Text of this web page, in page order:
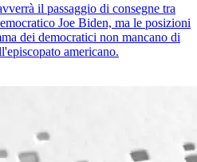
il passaggio di consegne tra
Joe Biden, ma le posizioni
dei democratici non mancano di
americano.